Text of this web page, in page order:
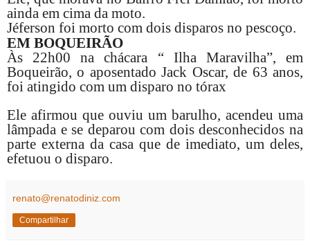
ainda em cima da moto.
Jéferson foi morto com dois disparos no pescoço.
EM BOQUEIRÃO
Às 22h00 na chácara “ Ilha Maravilha”, em
Boqueirão, o aposentado Jack Oscar, de 63 anos,
foi atingido com um disparo no tórax
Ele afirmou que ouviu um barulho, acendeu uma
lâmpada e se deparou com dois desconhecidos na
parte externa da casa que de imediato, um deles,
efetuou o disparo.
renato@renatodiniz.com
Compartilhar